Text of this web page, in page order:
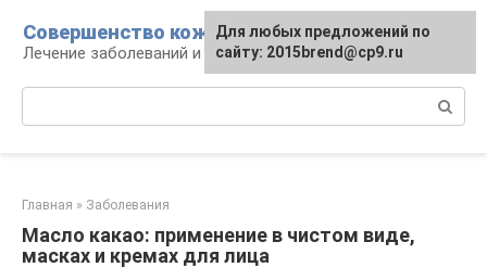
контенту
Совершенство кожи
Лечение заболеваний и уход за кожей
Главная » Заболевания
Масло какао: применение в чистом виде,
масках и кремах для лица
Для любых предложений по
сайту: 2015brend@cp9.ru